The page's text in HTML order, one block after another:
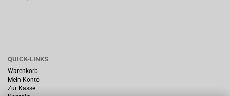
QUICK-LINKS
Warenkorb
Mein Konto
Zur Kasse